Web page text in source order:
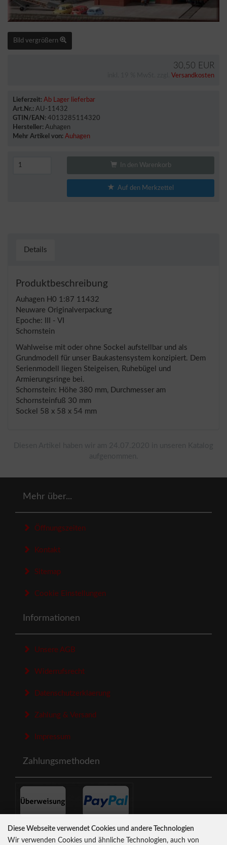
Bild vergrößern
30,50 EUR
Versandkosten
Lieferzeit: Ab Lager lieferbar
Art.Nr.: AU-11432
GTIN/EAN: 4013285114320
Hersteller: Auhagen
Mehr Artikel von: Auhagen
In den Warenkorb
Auf den Merkzettel
Details
Produktbeschreibung
Auhagen H0 1:87 11432
Neuware Originalverpackung
Epoche: III - VI
Schornstein
Wahlweise mit oder ohne Sockel aufstellbar und als
Grundmodell für unser Baukastensystem konzipiert. Dem
Serienmodell liegen Steigeisen, Ruhebügel und
Armierungsringe bei.
Schornstein: Höhe 380 mm, Durchmesser am
Schornsteinfuß 30 mm
Sockel 58 x 58 x 54 mm
Mehr über...
Öffnungszeiten
Kontakt
Sitemap
Cookie Einstellungen
Informationen
Unsere AGB
Widerrufsrecht
Datenschutzerklaerung
Zahlung & Versand
Impressum
Zahlungsmethoden
Newsletter-Anmeldung
Diese Webseite verwendet Cookies und andere Technologien
Wir verwenden Cookies und ähnliche Technologien, auch von